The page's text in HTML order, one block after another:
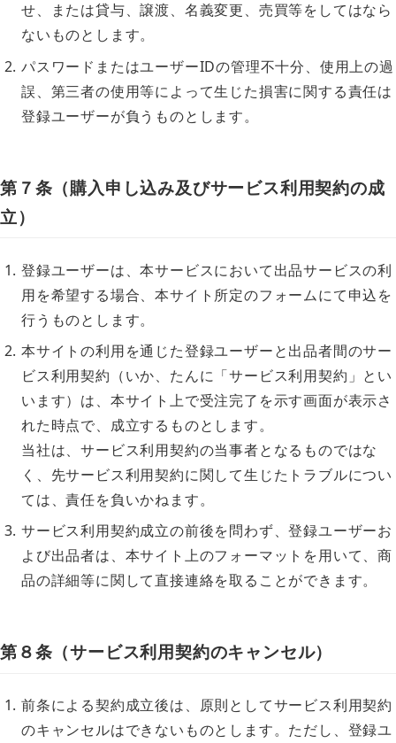
せ、または貸与、譲渡、名義変更、売買等をしてはなら
ないものとします。
パスワードまたはユーザーIDの管理不十分、使用上の過
誤、第三者の使用等によって生じた損害に関する責任は
登録ユーザーが負うものとします。
第７条（購入申し込み及びサービス利用契約の成
立）
登録ユーザーは、本サービスにおいて出品サービスの利
用を希望する場合、本サイト所定のフォームにて申込を
行うものとします。
本サイトの利用を通じた登録ユーザーと出品者間のサー
ビス利用契約（いか、たんに「サービス利用契約」とい
います）は、本サイト上で受注完了を示す画面が表示さ
れた時点で、成立するものとします。
当社は、サービス利用契約の当事者となるものではな
く、先サービス利用契約に関して生じたトラブルについ
ては、責任を負いかねます。
サービス利用契約成立の前後を問わず、登録ユーザーお
よび出品者は、本サイト上のフォーマットを用いて、商
品の詳細等に関して直接連絡を取ることができます。
第８条（サービス利用契約のキャンセル）
前条による契約成立後は、原則としてサービス利用契約
のキャンセルはできないものとします。ただし、登録ユ